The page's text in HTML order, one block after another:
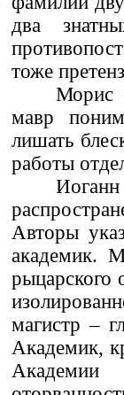
два
тоже
Морис
мавр
лишать
работы
Авторы
академик.
рыцарского
магистр –
Академик,
Академии